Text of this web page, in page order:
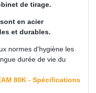
de tirage.
en acier
et durables.
normes d'hygiène les
durée de vie du
80K - Spécifications